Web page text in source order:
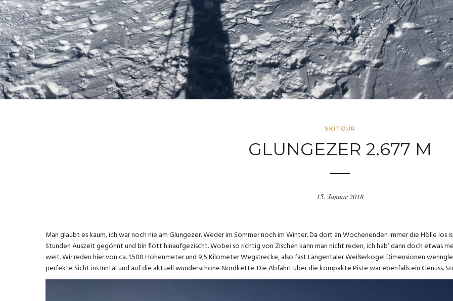
SKITOUR
GLUNGEZER 2.677 M
15. Januar 2018
Man glaubt es kaum, ich war noch nie am Glungezer. Weder im Sommer noch im Winter. Da dort an Wochenenden immer die Hölle los
Stunden Auszeit gegönnt und bin flott hinaufgezischt. Wobei so richtig von Zischen kann man nicht reden, ich hab‘ dann doch etwas
weit. Wir reden hier von ca. 1.500 Höhenmeter und 9,5 Kilometer Wegstrecke, also fast Längentaler Weißerkogel Dimensionen
perfekte Sicht ins Inntal und auf die aktuell wunderschöne Nordkette. Die Abfahrt über die kompakte Piste war ebenfalls ein Genuss.